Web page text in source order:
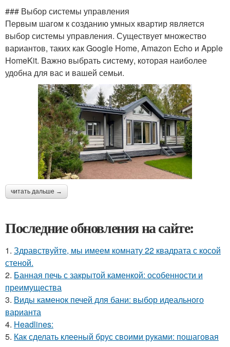
### Выбор системы управления
Первым шагом к созданию умных квартир является
выбор системы управления. Существует множество
вариантов, таких как Google Home, Amazon Echo и Apple
HomeKit. Важно выбрать систему, которая наиболее
удобна для вас и вашей семьи.
читать дальше →
Последние обновления на сайте:
1. Здравствуйте, мы имеем комнату 22 квадрата с косой
стеной.
2. Банная печь с закрытой каменкой: особенности и
преимущества
3. Виды каменок печей для бани: выбор идеального
варианта
4. Headlines:
5. Как сделать клееный брус своими руками: пошаговая